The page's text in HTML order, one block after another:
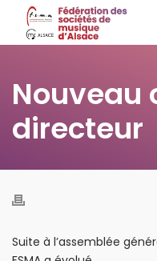
Nouveau
directeur
Suite à l’assemblée